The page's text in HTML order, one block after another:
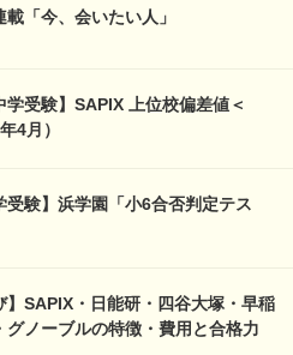
「今、会いたい人」
受験】SAPIX 上位校偏差値＜
4月）
受験】浜学園「小6合否判定テス
】SAPIX・日能研・四谷大塚・早稲
グノーブルの特徴・費用と合格力